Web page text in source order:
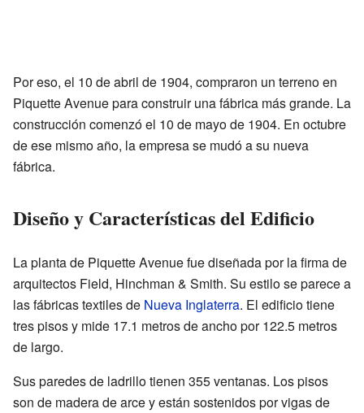
Por eso, el 10 de abril de 1904, compraron un terreno en
Piquette Avenue para construir una fábrica más grande. La
construcción comenzó el 10 de mayo de 1904. En octubre
de ese mismo año, la empresa se mudó a su nueva
fábrica.
Diseño y Características del Edificio
La planta de Piquette Avenue fue diseñada por la firma de
arquitectos Field, Hinchman & Smith. Su estilo se parece a
las fábricas textiles de Nueva Inglaterra. El edificio tiene
tres pisos y mide 17.1 metros de ancho por 122.5 metros
de largo.
Sus paredes de ladrillo tienen 355 ventanas. Los pisos
son de madera de arce y están sostenidos por vigas de